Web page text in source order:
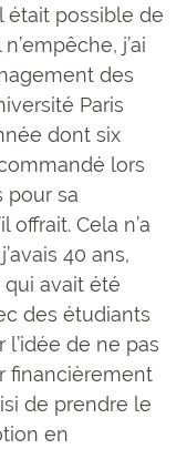
était possible de
j’ai
des
Paris
dont six
lors
pour sa
Cela n’a
40 ans,
qui avait été
des étudiants
de ne pas
financièrement
de prendre le
en